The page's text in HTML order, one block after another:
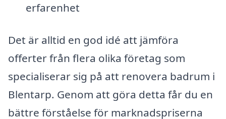
erfarenhet
Det är alltid en god idé att jämföra
offerter från flera olika företag som
specialiserar sig på att renovera badrum i
Blentarp. Genom att göra detta får du en
bättre förståelse för marknadspriserna